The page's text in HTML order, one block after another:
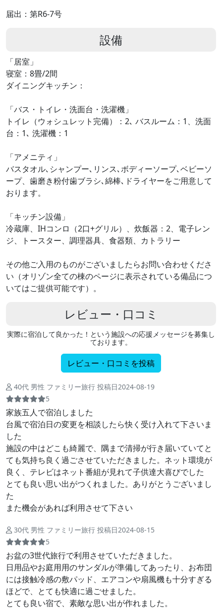
届出：第R6-7号
設備
「居室」
寝室：8畳/2間
ダイニングキッチン：
「バス・トイレ・洗面台・洗濯機」
トイレ（ウォシュレット完備）：2､ バスルーム：1、洗面
台：1､ 洗濯機：1
「アメニティ」
バスタオル､シャンプー､リンス､ボディーソープ､ベビーソ
ープ、歯磨き粉付歯ブラシ､綿棒､ドライヤーをご用意して
おります。
「キッチン設備」
冷蔵庫、IHコンロ（2口+グリル）、炊飯器：2、電子レン
ジ、トースター、調理器具、食器類、カトラリー
その他ご入用のものがございましたらお問い合わせくださ
い（オリゾン全ての棟のページに表示されている備品につ
いてはご提供可能です）。
レビュー・口コミ
実際に宿泊して良かった！という施設への応援メッセージを募集し
ております。
レビュー・口コミを投稿
40代 男性 ファミリー旅行 投稿日2024-08-19
5
家族五人で宿泊しました
台風で宿泊日の変更を相談したら快く受け入れて下さいま
した
施設の中はどこも綺麗で、隅まで清掃が行き届いていてと
ても気持ち良く過ごさせていただきました。ネット環境が
良く、テレビはネット番組が見れて子供達大喜びでした
とても良い思い出がつくれました。ありがとうございまし
た
また機会があれば利用させて下さい
30代 男性 ファミリー旅行 投稿日2024-08-15
5
お盆の3世代旅行で利用させていただきました。
日用品やお庭用用のサンダルが準備してあったり、お布団
には接触冷感の敷パッド、エアコンや扇風機も十分すぎる
ほどで、とても快適に過ごせました。
とても良い宿で、素敵な思い出が作れました。